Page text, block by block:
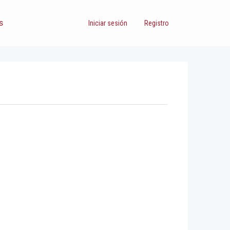
Iniciar sesión Registro